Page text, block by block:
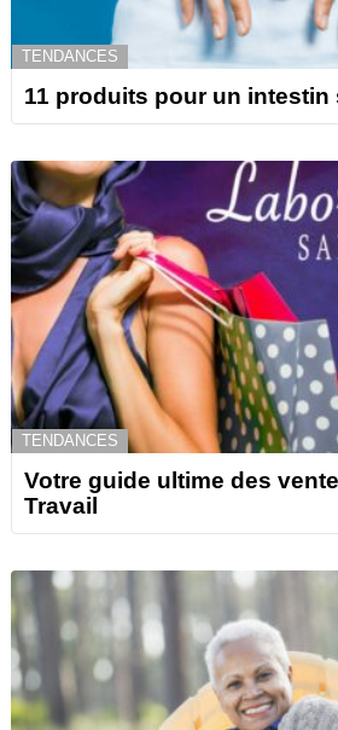
TENDANCES
11 produits pour un intestin
TENDANCES
Votre guide ultime des
Travail